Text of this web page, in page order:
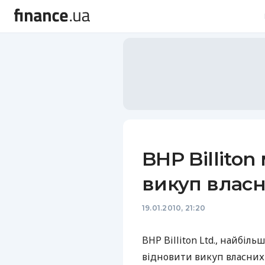
BHP Billiton
викуп
19.01.2010, 21:20
BHP Billiton Ltd.,
відновити викуп